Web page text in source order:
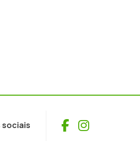
sociais Facebook
Instagram